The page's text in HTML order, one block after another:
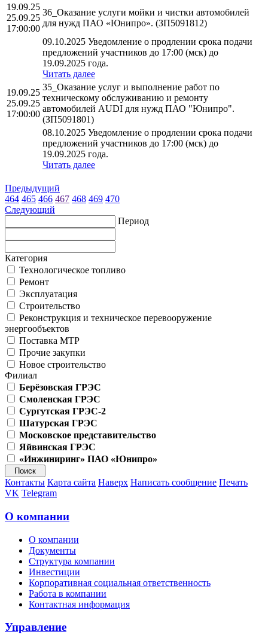
19.09.25
25.09.25
17:00:00
36_Оказание услуги мойки и чистки автомобилей
для нужд ПАО «Юнипро». (ЗП5091812)
09.10.2025 Уведомление о продлении срока подачи
предложений участников до 17:00 (мск) до
19.09.2025 года.
Читать далее
19.09.25
25.09.25
17:00:00
35_Оказание услуг и выполнение работ по
техническому обслуживанию и ремонту
автомобилей AUDI для нужд ПАО "Юнипро".
(ЗП5091801)
08.10.2025 Уведомление о продлении срока подачи
предложений участников до 17:00 (мск) до
19.09.2025 года.
Читать далее
Предыдущий
464 465 466 467 468 469 470
Следующий
Период
Категория
Технологическое топливо
Ремонт
Эксплуатация
Строительство
Реконструкция и техническое перевооружение
энергообъектов
Поставка МТР
Прочие закупки
Новое строительство
Филиал
Берёзовская ГРЭС
Смоленская ГРЭС
Сургутская ГРЭС-2
Шатурская ГРЭС
Московское представительство
Яйвинская ГРЭС
«Инжиниринг» ПАО «Юнипро»
Контакты Карта сайта Наверх Написать сообщение Печать
VK Telegram
О компании
О компании
Документы
Структура компании
Инвестиции
Корпоративная социальная ответственность
Работа в компании
Контактная информация
Управление